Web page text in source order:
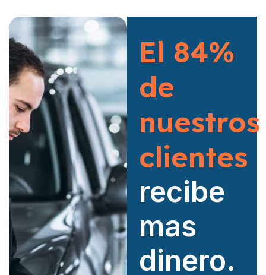
El 84%
de
nuestros
clientes
recibe
mas
dinero.